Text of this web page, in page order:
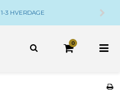
1-3 HVERDAGE
0